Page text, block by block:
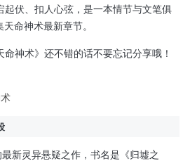
起伏、扣人心弦，是一本情节与文笔俱
命神术最新章节。
神术》还不错的话不要忘记分享哦！
最新灵异悬疑之作，书名是《归墟之